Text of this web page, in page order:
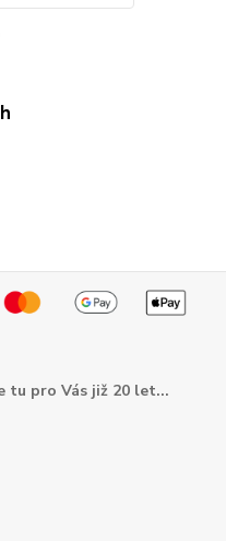
tu pro Vás již 20 let...